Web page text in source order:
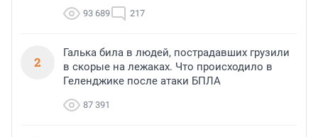
93 689 217
2
Галька била в людей, пострадавших грузили
в скорые на лежаках. Что происходило в
Геленджике после атаки БПЛА
87 391